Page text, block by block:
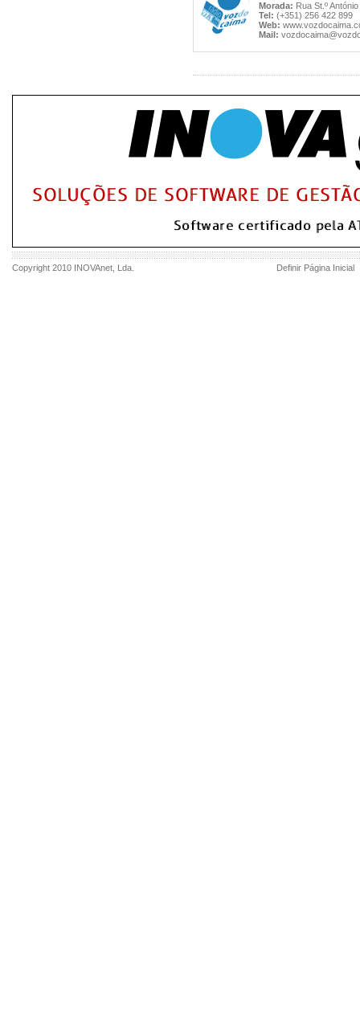
Morada: Rua St.º
Tel: (+351) 256 422 899
Web:
Mail:
Copyright 2010 INOVAnet , Lda. Definir Página Inicial